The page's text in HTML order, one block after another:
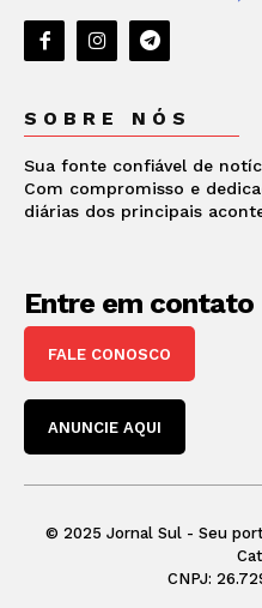
SOBRE NÓS
Sua fonte confiável de
Com compromisso e
diárias dos principais
Entre em contato
FALE CONOSCO
ANUNCIE AQUI
© 2025 Jornal Sul - Seu
CNPJ: